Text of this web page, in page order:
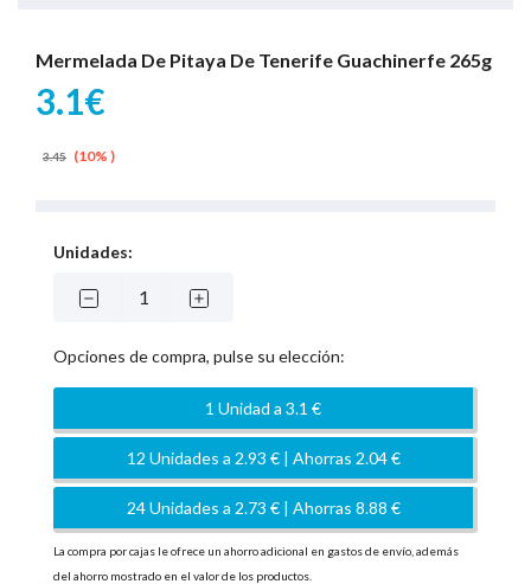
Mermelada De Pitaya De Tenerife Guachinerfe 265g
3.1€
3.45 (10% )
Unidades:
Opciones de compra, pulse su elección:
1 Unidad a 3.1 €
12 Unidades a 2.93 € | Ahorras 2.04 €
24 Unidades a 2.73 € | Ahorras 8.88 €
La compra por cajas le ofrece un ahorro adicional en gastos de envío, además
del ahorro mostrado en el valor de los productos.